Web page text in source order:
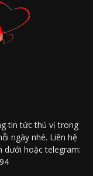
tin tức thú vị trong
ngày nhé. Liên hệ
dưới hoặc telegram: